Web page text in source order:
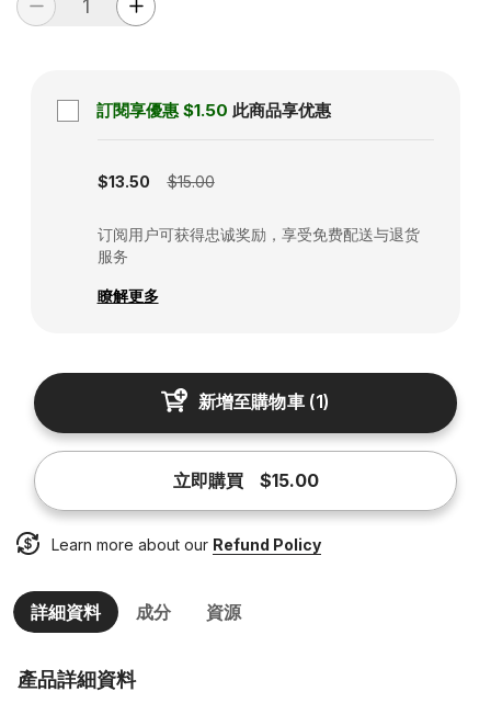
訂閱享優惠 $1.50 此商品享优惠
$13.50 $15.00
订阅用户可获得忠诚奖励，享受免费配送与退货
服务
瞭解更多
新增至購物車(1)
立即購買 $15.00
Learn more about our Refund Policy
詳細資料 成分 資源
產品詳細資料